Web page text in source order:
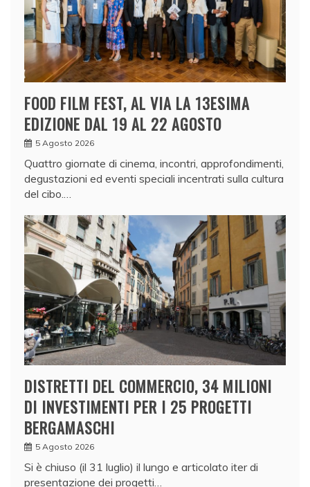
FOOD FILM FEST, AL VIA LA 13ESIMA
EDIZIONE DAL 19 AL 22 AGOSTO
5 Agosto 2026
Quattro giornate di cinema, incontri, approfondimenti,
degustazioni ed eventi speciali incentrati sulla cultura
del cibo.…
DISTRETTI DEL COMMERCIO, 34 MILIONI
DI INVESTIMENTI PER I 25 PROGETTI
BERGAMASCHI
5 Agosto 2026
Si è chiuso (il 31 luglio) il lungo e articolato iter di
presentazione dei progetti…